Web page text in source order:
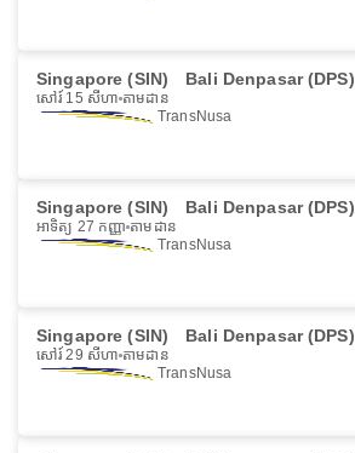
Singapore (SIN) Bali Denpasar (DPS)
សៅរ៍ 15 សីហា តាមដាន
TransNusa
Singapore (SIN) Bali Denpasar (DPS)
អាទិត្យ 27 កញ្ញា តាមដាន
TransNusa
Singapore (SIN) Bali Denpasar (DPS)
សៅរ៍ 29 សីហា តាមដាន
TransNusa